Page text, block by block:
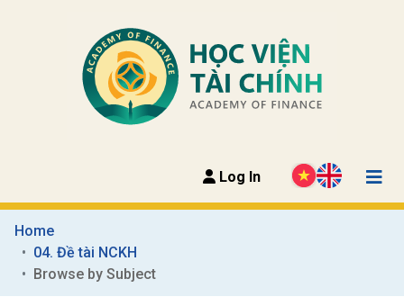
Log In
Home
04. Đề tài NCKH
Browse by Subject